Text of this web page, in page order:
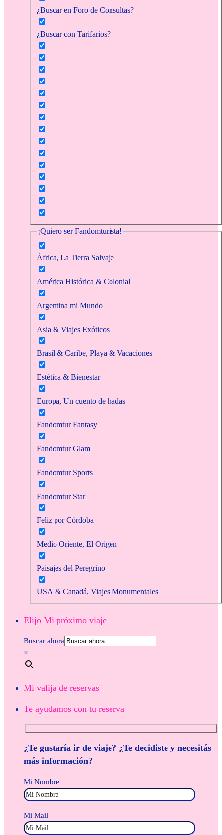
¿Buscar en Foro de Consultas?
¿Buscar con Tarifarios?
¡Quiero ser Fandomturista!
África, La Tierra Salvaje
América Histórica & Colonial
Argentina mi Mundo
Asia & Viajes Exóticos
Brasil & Caribe, Playa & Vacaciones
Estética & Bienestar
Europa, Un cuento de hadas
Fandomtur Fantasy
Fandomtur Glam
Fandomtur Sports
Fandomtur Star
Feliz por Córdoba
Medio Oriente, El Origen
Paisajes del Peregrino
USA & Canadá, Viajes Monumentales
Elijo Mi próximo viaje
Buscar ahora
×
Mi valija de reservas
Te ayudamos con tu reserva
¿Te gustaría ir de viaje? ¿Te decidiste y necesitás
más información?
Mi Nombre
Mi Mail